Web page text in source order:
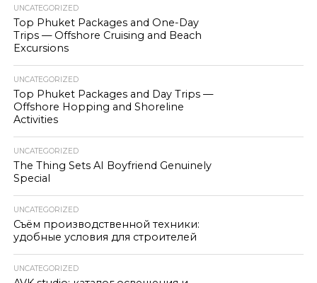
UNCATEGORIZED
Top Phuket Packages and One-Day
Trips — Offshore Cruising and Beach
Excursions
UNCATEGORIZED
Top Phuket Packages and Day Trips —
Offshore Hopping and Shoreline
Activities
UNCATEGORIZED
The Thing Sets AI Boyfriend Genuinely
Special
UNCATEGORIZED
Съём производственной техники:
удобные условия для строителей
UNCATEGORIZED